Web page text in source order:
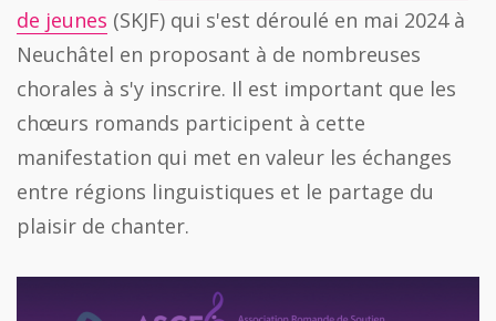
de jeunes (SKJF) qui s'est déroulé en mai 2024 à
Neuchâtel en proposant à de nombreuses
chorales à s'y inscrire. Il est important que les
chœurs romands participent à cette
manifestation qui met en valeur les échanges
entre régions linguistiques et le partage du
plaisir de chanter.